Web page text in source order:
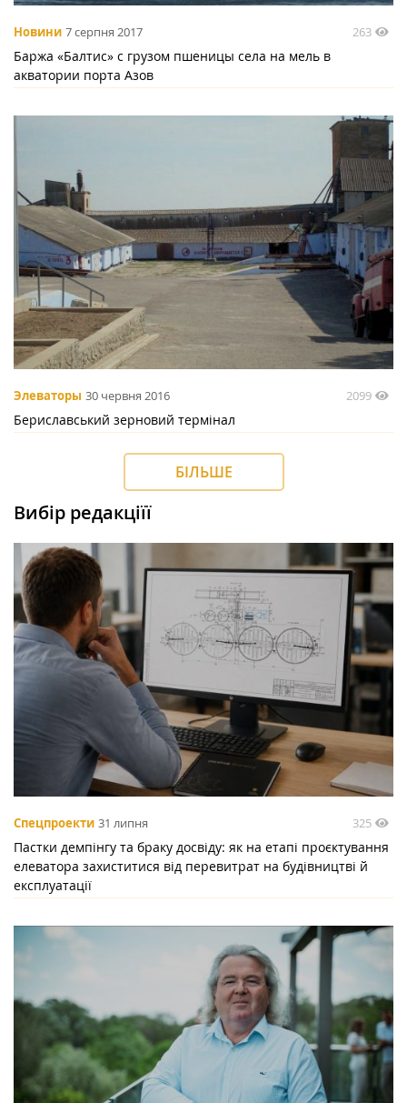
Новини 7 серпня 2017 263
Баржа «Балтис» с грузом пшеницы села на мель в
акватории порта Азов
Элеваторы 30 червня 2016 2099
Бериславський зерновий термінал
БІЛЬШЕ
Вибір редакціїї
Спецпроекти 31 липня 325
Пастки демпінгу та браку досвіду: як на етапі проєктування
елеватора захиститися від перевитрат на будівництві й
експлуатації